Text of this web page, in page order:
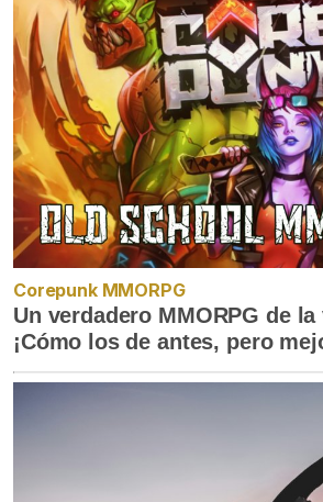
Corepunk MMORPG
Un verdadero MMORPG de
¡Cómo los de antes, pero